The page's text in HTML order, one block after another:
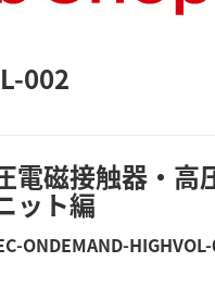
002
電磁接触器・高
ット編
ONDEMAND-